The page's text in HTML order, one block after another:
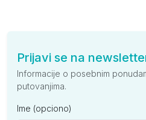
Prijavi se na
Informacije o posebnim
putovanjima.
Ime (opciono)